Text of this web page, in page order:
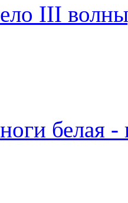
III
белая